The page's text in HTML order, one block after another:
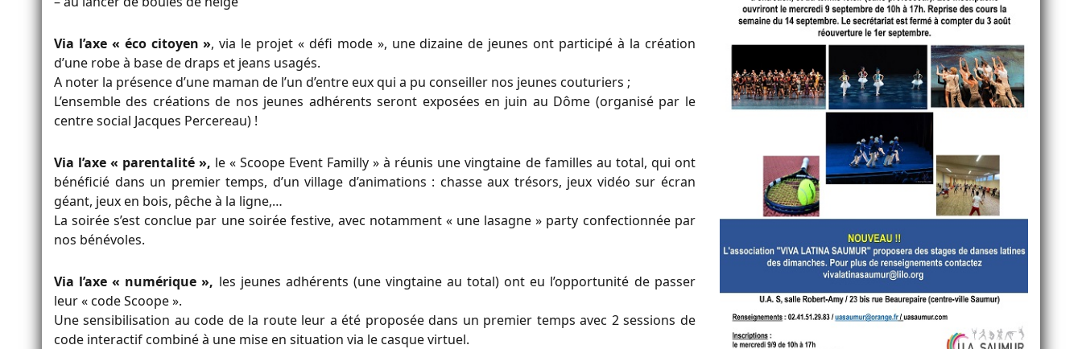
Via l’axe « éco citoyen », via le projet « défi mode », une dizaine de jeunes ont participé à la création
d’une robe à base de draps et jeans usagés.
A noter la présence d’une maman de l’un d’entre eux qui a pu conseiller nos jeunes couturiers ;
L’ensemble des créations de nos jeunes adhérents seront exposées en juin au Dôme (organisé par le
centre social Jacques Percereau) !
Via l’axe « parentalité », le « Scoope Event Familly » à réunis une vingtaine de familles au total, qui ont
bénéficié dans un premier temps, d’un village d’animations : chasse aux trésors, jeux vidéo sur écran
géant, jeux en bois, pêche à la ligne,…
La soirée s’est conclue par une soirée festive, avec notamment « une lasagne » party confectionnée par
nos bénévoles.
Via l’axe « numérique », les jeunes adhérents (une vingtaine au total) ont eu l’opportunité de passer
leur « code Scoope ».
Une sensibilisation au code de la route leur a été proposée dans un premier temps avec 2 sessions de
code interactif combiné à une mise en situation via le casque virtuel.